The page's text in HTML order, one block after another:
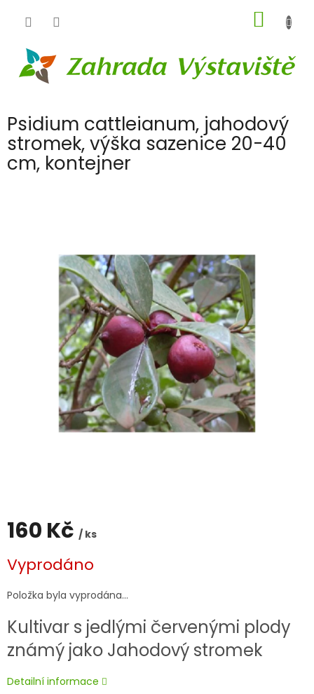
KOŠÍK
Psidium cattleianum, jahodový
stromek, výška sazenice 20-40
cm, kontejner
160 Kč / ks
cena:
Vyprodáno
Položka byla vyprodána…
Kultivar s jedlými červenými plody
známý jako Jahodový stromek
Detailní informace